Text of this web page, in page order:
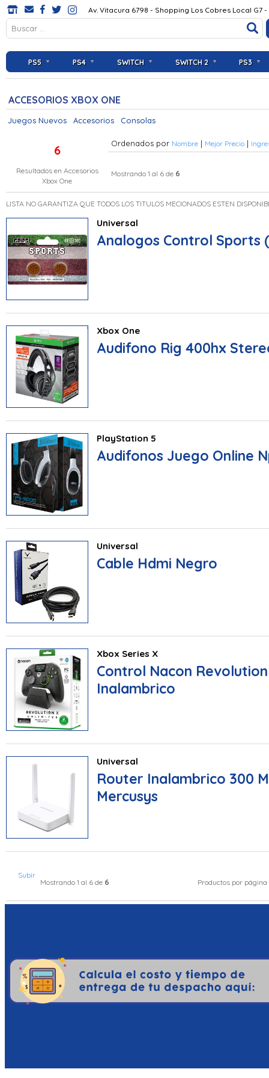
Av. Vitacura 6798 - Shopping Los Cobres Local G7
PS5 PS4 SWITCH SWITCH 2 PS3
ACCESORIOS XBOX ONE
Juegos Nuevos Accesorios Consolas
6
Resultados en Accesorios
Xbox One
Ordenados por Nombre | Mejor Precio |
Mostrando 1 al 6 de 6
LISTA NO GARANTIZA QUE TODOS LOS TITULOS MECIONADOS ESTEN
Universal
Analogos Control Sports
Xbox One
Audifono Rig 400hx
PlayStation 5
Audifonos Juego Online
Universal
Cable Hdmi Negro
Xbox Series X
Control Nacon
Inalambrico
Universal
Router Inalambrico 300
Mercusys
Subir
Mostrando 1 al 6 de 6 Productos por página